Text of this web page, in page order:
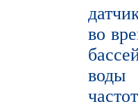
во
воды